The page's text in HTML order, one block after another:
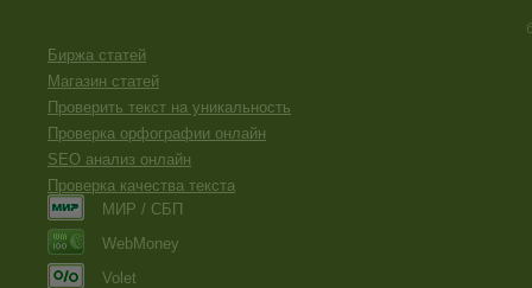
Биржа статей
Магазин статей
Проверить текст на уникальность
Проверка орфографии онлайн
SEO анализ онлайн
Проверка качества текста
МИР / СБП
WebMoney
Volet